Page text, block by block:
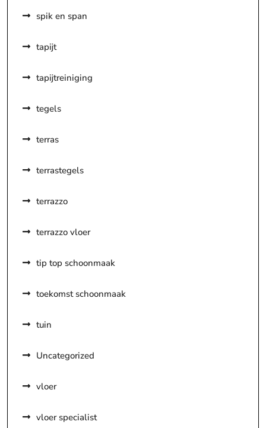
spik en span
tapijt
tapijtreiniging
tegels
terras
terrastegels
terrazzo
terrazzo vloer
tip top schoonmaak
toekomst schoonmaak
tuin
Uncategorized
vloer
vloer specialist